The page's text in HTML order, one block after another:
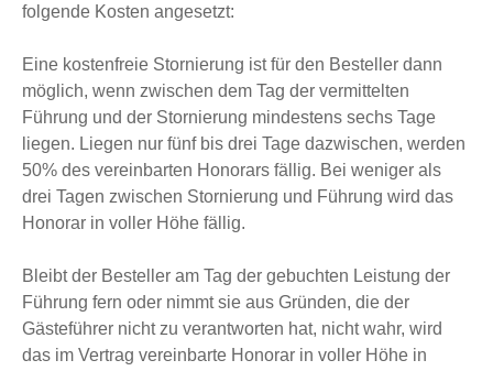
folgende Kosten angesetzt:
Eine kostenfreie Stornierung ist für den Besteller dann
möglich, wenn zwischen dem Tag der vermittelten
Führung und der Stornierung mindestens sechs Tage
liegen. Liegen nur fünf bis drei Tage dazwischen, werden
50% des vereinbarten Honorars fällig. Bei weniger als
drei Tagen zwischen Stornierung und Führung wird das
Honorar in voller Höhe fällig.
Bleibt der Besteller am Tag der gebuchten Leistung der
Führung fern oder nimmt sie aus Gründen, die der
Gästeführer nicht zu verantworten hat, nicht wahr, wird
das im Vertrag vereinbarte Honorar in voller Höhe in